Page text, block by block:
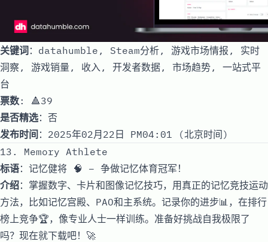
关键词：datahumble, Steam分析, 游戏市场情报, 实时
洞察, 游戏销量, 收入, 开发者数据, 市场趋势, 一站式平
台
票数: 🔺39
是否精选：否
发布时间 ：2025年02月22日 PM04:01 (北京时间)
13. Memory Athlete
标语：记忆健将 🧠 – 争做记忆体育冠军！
介绍：掌握数字、卡片和图像记忆技巧，用真正的记忆竞技运动
方法，比如记忆宫殿、PAO和主系统。记录你的进步📊，在排行
榜上竞争🏆，像专业人士一样训练。准备好挑战自我极限了
吗？现在就下载吧！🚀